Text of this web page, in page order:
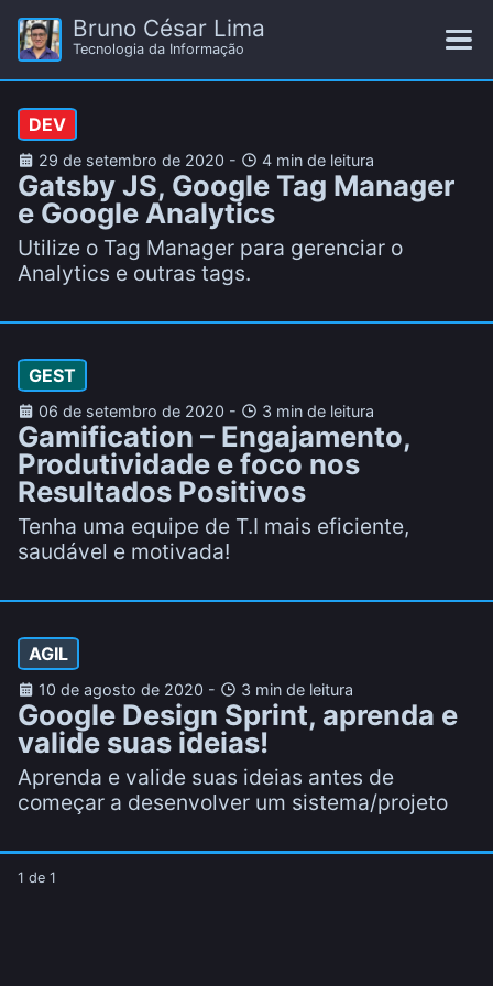
DEV
29 de setembro de 2020 - 4 min de leitura
Gatsby JS, Google Tag Manager
e Google Analytics
Utilize o Tag Manager para gerenciar o
Analytics e outras tags.
GEST
06 de setembro de 2020 - 3 min de leitura
Gamification – Engajamento,
Produtividade e foco nos
Resultados Positivos
Tenha uma equipe de T.I mais eficiente,
saudável e motivada!
AGIL
10 de agosto de 2020 - 3 min de leitura
Google Design Sprint, aprenda e
valide suas ideias!
Aprenda e valide suas ideias antes de
começar a desenvolver um sistema/projeto
1 de 1
Bruno César Lima
Tecnologia da Informação